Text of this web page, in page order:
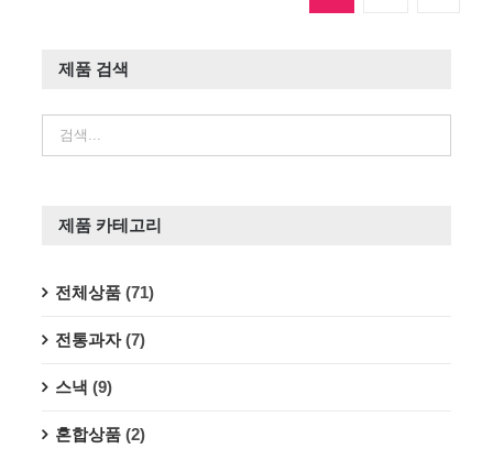
제품 검색
제품 카테고리
전체상품 (71)
전통과자 (7)
스낵 (9)
혼합상품 (2)